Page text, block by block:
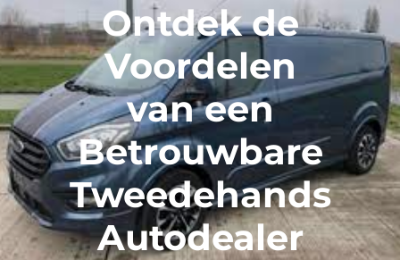
Ontdek de
Voordelen
van een
Betrouwbare
Tweedehands
Autodealer